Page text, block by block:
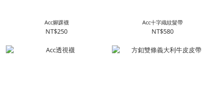
Acc腳踝襪
NT$250
Acc十字織紋髮帶
NT$580